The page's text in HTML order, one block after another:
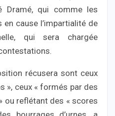
Dramé, qui comme les
cause l’impartialité de
qui sera chargée
récusera sont ceux
», ceux « formés par des
ou reflétant des « scores